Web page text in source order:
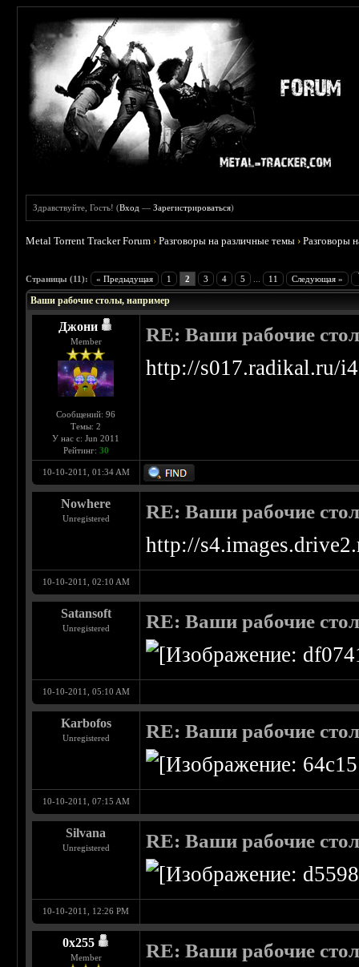
Здравствуйте, Гость! (Вход —Зарегистрироваться)
Metal Torrent Tracker Forum ›Разговоры на различные темы ›Разговоры
Страницы (11): « Предыдущая 1 2 3 4 5 11 Следующая »
Ваши рабочие столы, например
Джони
Member
Сообщений: 96
Темы: 2
У нас с: Jun 2011
Рейтинг: 30
RE: Ваши рабочие
http://s017.radikal.ru/
10-10-2011, 01:34 AM
Nowhere
Unregistered RE: Ваши рабочие
http://
10-10-2011, 02:10 AM
Satansoft
Unregistered RE: Ваши рабочие
10-10-2011, 05:10 AM
Karbofos
Unregistered RE: Ваши рабочие
10-10-2011, 07:15 AM
Silvana
Unregistered RE: Ваши рабочие
10-10-2011, 12:26 PM
0х255
Member RE: Ваши рабочие